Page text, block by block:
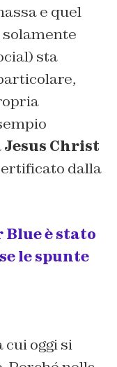
e quel
solamente
sta
Jesus Christ
dalla
è stato
le spunte
cui oggi si